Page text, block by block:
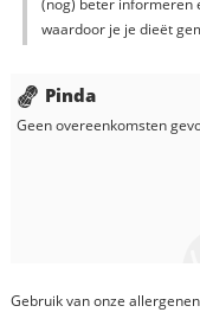
(nog) beter informeren
waardoor je je dieët
Pinda
Geen overeenkomsten
Gebruik van onze